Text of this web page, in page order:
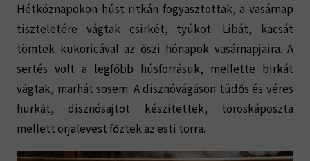
Hétköznapokon húst ritkán fogyasztottak, a vasárnap
tiszteletére vágtak csirkét, tyúkot. Libát, kacsát
tömtek kukoricával az őszi hónapok vasárnapjaira. A
sertés volt a legfőbb húsforrásuk, mellette birkát
vágtak, marhát sosem. A disznóvágáson tüdős és véres
hurkát, disznósajtot készítettek, toroskáposzta
mellett orjalevest főztek az esti torra.